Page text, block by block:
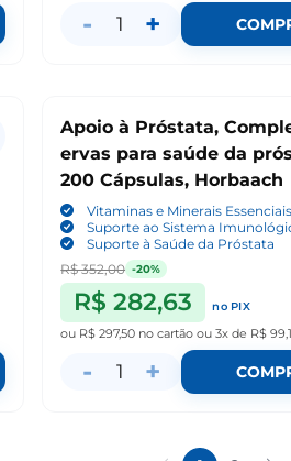
- 1 +
Apoio à Próstata,
ervas para saúde da
200 Cápsulas, Horbaach
Vitaminas e Minerais Essenciais
Suporte ao Sistema
Suporte à Saúde da Próstata
R$ 352,00 -20%
R$ 282,63
no PIX
ou R$ 297,50 no cartãoou3x de R$
- 1 +